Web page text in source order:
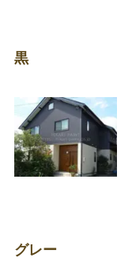
黒
グレー